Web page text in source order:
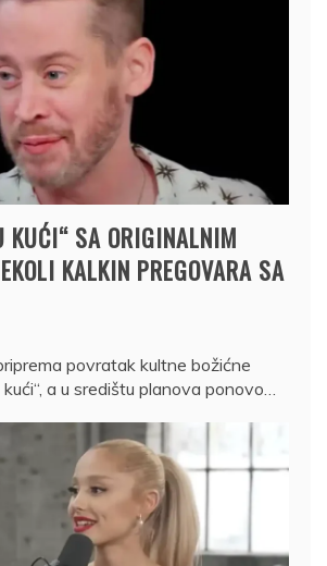
KUĆI“ SA ORIGINALNIM
KALKIN PREGOVARA SA
povratak kultne božićne
a u središtu planova ponovo…